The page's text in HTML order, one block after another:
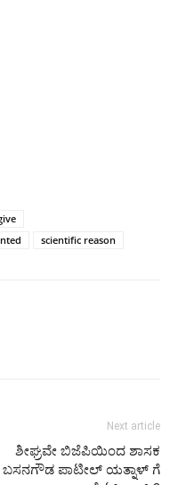
scientific reason
Next article
ಶೀಘ್ರವೇ ಬಿಜೆಪಿಯಿಂದ ಶಾಸಕ
ಬಸನಗೌಡ ಪಾಟೀಲ್ ಯತ್ನಾಳ್ ಗೆ